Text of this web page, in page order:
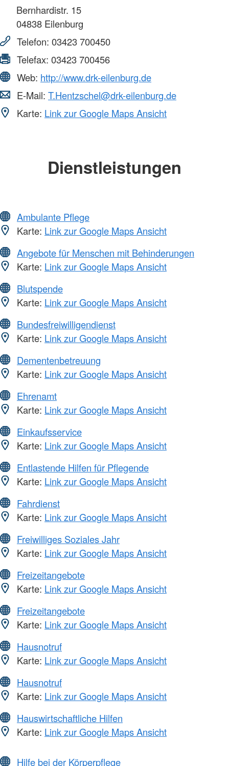
Bernhardistr. 15
04838 Eilenburg
Telefon: 03423 700450
Telefax: 03423 700456
Web: http://www.drk-eilenburg.de
E-Mail: T.Hentzschel@drk-eilenburg.de
Karte: Link zur Google Maps Ansicht
Dienstleistungen
Ambulante Pflege
Karte: Link zur Google Maps Ansicht
Angebote für Menschen mit Behinderungen
Karte: Link zur Google Maps Ansicht
Blutspende
Karte: Link zur Google Maps Ansicht
Bundesfreiwilligendienst
Karte: Link zur Google Maps Ansicht
Dementenbetreuung
Karte: Link zur Google Maps Ansicht
Ehrenamt
Karte: Link zur Google Maps Ansicht
Einkaufsservice
Karte: Link zur Google Maps Ansicht
Entlastende Hilfen für Pflegende
Karte: Link zur Google Maps Ansicht
Fahrdienst
Karte: Link zur Google Maps Ansicht
Freiwilliges Soziales Jahr
Karte: Link zur Google Maps Ansicht
Freizeitangebote
Karte: Link zur Google Maps Ansicht
Freizeitangebote
Karte: Link zur Google Maps Ansicht
Hausnotruf
Karte: Link zur Google Maps Ansicht
Hausnotruf
Karte: Link zur Google Maps Ansicht
Hauswirtschaftliche Hilfen
Karte: Link zur Google Maps Ansicht
Hilfe bei der Körperpflege